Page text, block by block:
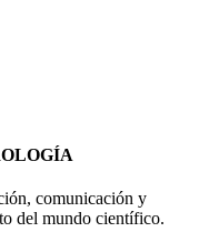
comunicación y
del mundo científico.